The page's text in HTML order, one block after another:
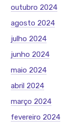
outubro 2024
agosto 2024
julho 2024
junho 2024
maio 2024
abril 2024
março 2024
fevereiro 2024